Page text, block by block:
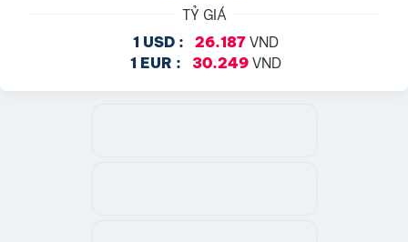
TỶ GIÁ
1 USD : 26.187 VND
1 EUR : 30.249 VND